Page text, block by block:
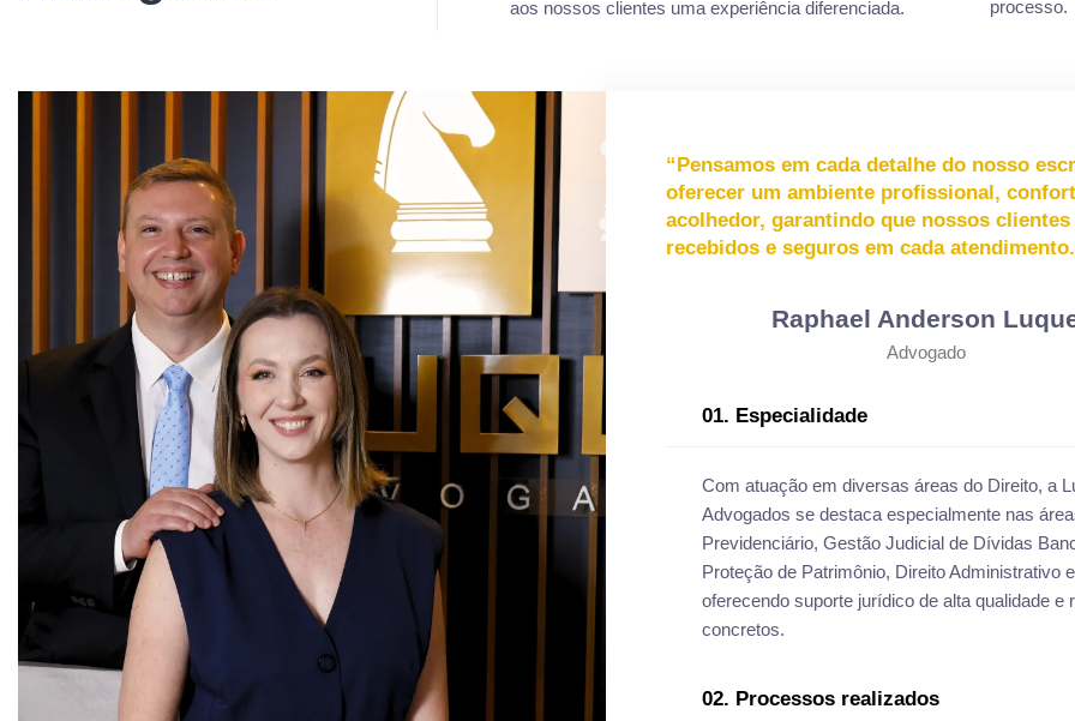
aos nossos clientes uma experiência diferenciada.
processo.
“Pensamos em cada detalhe do nosso
oferecer um ambiente profissional,
acolhedor, garantindo que nossos
recebidos e seguros em cada
Raphael Anderson
Advogado
01. Especialidade
Com atuação em diversas áreas do Direito, a
Advogados se destaca especialmente nas
Previdenciário, Gestão Judicial de Dívidas
Proteção de Patrimônio, Direito Administrativo
oferecendo suporte jurídico de alta qualidade e
concretos.
02. Processos realizados